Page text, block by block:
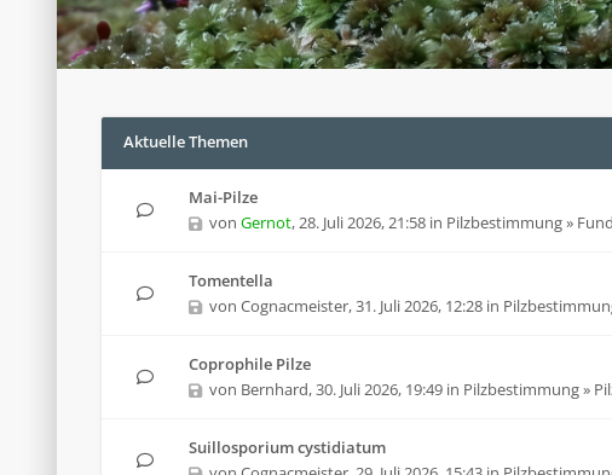
Aktuelle Themen
Mai-Pilze
von Gernot,28. Juli 2026, 21:58 in Pilzbestimmung»
Tomentella
von Cognacmeister,31. Juli 2026, 12:28 in
Coprophile Pilze
von Bernhard,30. Juli 2026, 19:49 in Pilzbestimmung»
Suillosporium cystidiatum